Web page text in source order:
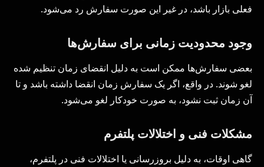
فعلی بازار باشد، در غیر این صورت سفارش رد می‌شود.
وجود محدودیت زمانی برای سفارش‌ها
بعضی سفارش‌ها ممکن است به دلیل انقضای زمان تنظیم شده
لغو شوند. در واقع، اگر یک سفارش زمان انقضا داشته باشد و تا
آن زمان ثبت نشود، به صورت خودکار لغو می‌شود.
مشکلات فنی و اختلالات پلتفرم
گاهی اوقات، به دلیل بروزرسانی یا اختلالات فنی در پلتفرم،